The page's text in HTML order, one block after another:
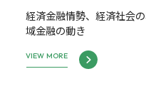
経済金融情勢、経済社会
域金融の動き
VIEW MORE